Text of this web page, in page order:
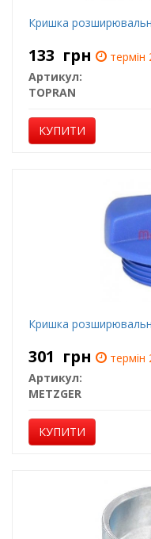
Кришка
133 грн
термін
Артикул:
TOPRAN
КУПИТИ
Кришка
301 грн
термін
Артикул:
METZGER
КУПИТИ